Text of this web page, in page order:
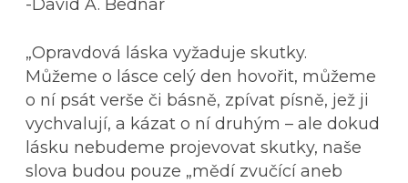
-David A. Bednar
„Opravdová láska vyžaduje skutky.
Můžeme o lásce celý den hovořit, můžeme
o ní psát verše či básně, zpívat písně, jež ji
vychvalují, a kázat o ní druhým – ale dokud
lásku nebudeme projevovat skutky, naše
slova budou pouze „mědí zvučící aneb